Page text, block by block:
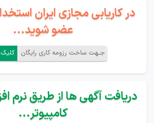
در کاریابی مجازی ایران
عضو شوید...
جـهت ساخت رزومه کاری رایگان
دریافت آگهی ها از طریق نرم
کامپیوتر...